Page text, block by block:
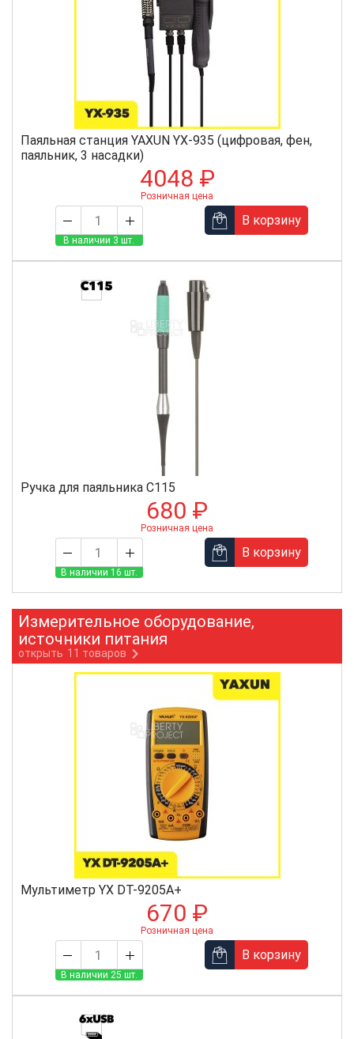
Паяльная станция YAXUN YX-935 (цифровая, фен,
паяльник, 3 насадки)
4048 ₽
Розничная цена
В наличии 3 шт.
В корзину
Ручка для паяльника C115
680 ₽
Розничная цена
В наличии 16 шт.
В корзину
Измерительное оборудование,
источники питания
открыть 11 товаров
Мультиметр YX DT-9205A+
670 ₽
Розничная цена
В наличии 25 шт.
В корзину